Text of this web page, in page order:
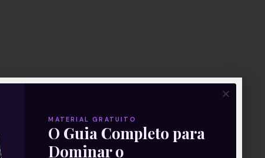
MATERIAL GRATUITO
O Guia Completo para
Dominar o